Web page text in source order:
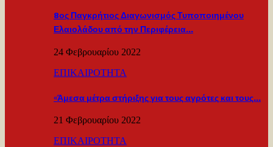
8ος Παγκρήτιος Διαγωνισμός Τυποποιημένου
Ελαιολάδου από την Περιφέρεια…
24 Φεβρουαρίου 2022
ΕΠΙΚΑΙΡΟΤΗΤΑ
«Άμεσα μέτρα στήριξης για τους αγρότες και τους…
21 Φεβρουαρίου 2022
ΕΠΙΚΑΙΡΟΤΗΤΑ